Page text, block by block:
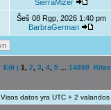
SierraMizer
Šeš 08 Rgp, 2026 1:40 pm
BarbraGerman
Eiti į 1 2 3 4 5 14850 Kitas
Visos datos yra UTC + 2 valandos